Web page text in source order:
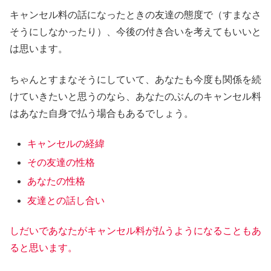
キャンセル料の話になったときの友達の態度で（すまなさ
そうにしなかったり）、今後の付き合いを考えてもいいと
は思います。
ちゃんとすまなそうにしていて、あなたも今度も関係を続
けていきたいと思うのなら、あなたのぶんのキャンセル料
はあなた自身で払う場合もあるでしょう。
キャンセルの経緯
その友達の性格
あなたの性格
友達との話し合い
しだいであなたがキャンセル料が払うようになることもあ
ると思います。